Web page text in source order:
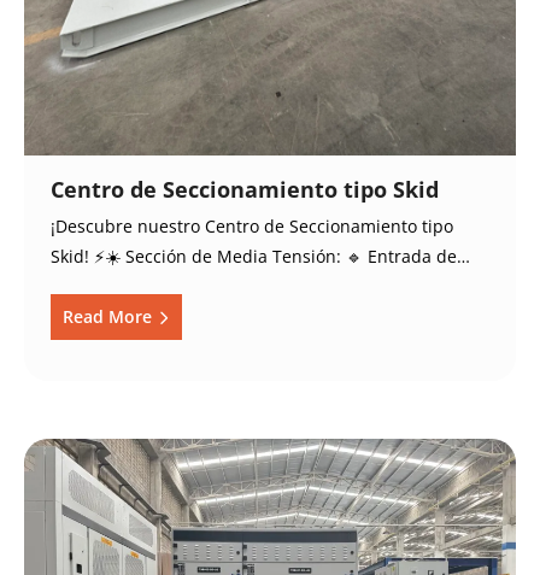
Centro de Seccionamiento tipo Skid
¡Descubre nuestro Centro de Seccionamiento tipo
Skid! ⚡️☀️ Sección de Media Tensión: 🔹 Entrada de…
Read More